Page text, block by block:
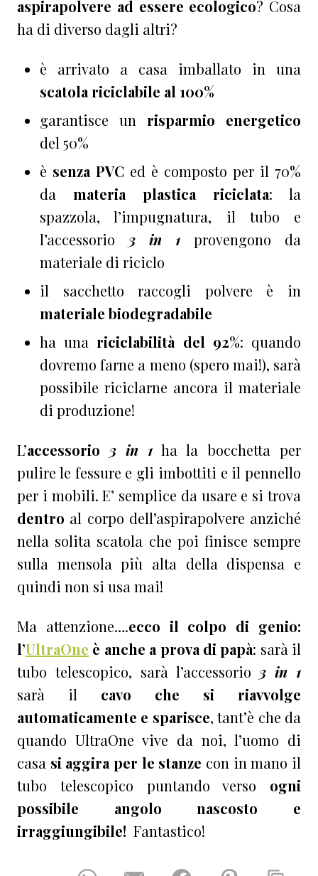
aspirapolvere ad essere ecologico? Cosa
ha di diverso dagli altri?
è arrivato a casa imballato in una
scatola riciclabile al 100%
garantisce un risparmio energetico
del 50%
è senza PVC ed è composto per il 70%
da materia plastica riciclata: la
spazzola, l’impugnatura, il tubo e
l’accessorio 3 in 1 provengono da
materiale di riciclo
il sacchetto raccogli polvere è in
materiale biodegradabile
ha unariciclabilità del 92%: quando
dovremo farne a meno (spero mai!), sarà
possibile riciclarne ancora il materiale
di produzione!
L’accessorio 3 in 1 ha la bocchetta per
pulire le fessure e gli imbottiti e il pennello
per i mobili. E’ semplice da usare e si trova
dentro al corpo dell’aspirapolvere anziché
nella solita scatola che poi finisce sempre
sulla mensola più alta della dispensa e
quindi non si usa mai!
Ma attenzione….ecco il colpo di genio:
l’UltraOne è anche a prova di papà: sarà il
tubo telescopico, sarà l’accessorio 3 in 1
sarà il cavo che si riavvolge
automaticamente e sparisce, tant’è che da
quando UltraOne vive da noi, l’uomo di
casa si aggira per le stanze con in mano il
tubo telescopico puntando verso ogni
possibile angolo nascosto e
irraggiungibile! Fantastico!